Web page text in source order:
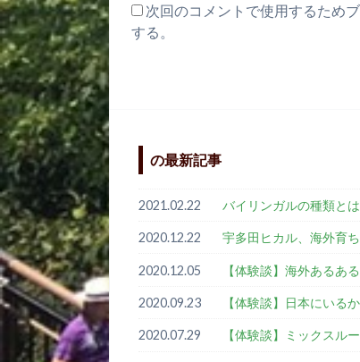
次回のコメントで使用するため
する。
の最新記事
2021.02.22 バイリンガルの種類と
2020.12.22 宇多田ヒカル、海外育
2020.12.05 【体験談】海外ある
2020.09.23 【体験談】日本にいる
2020.07.29 【体験談】ミックスル